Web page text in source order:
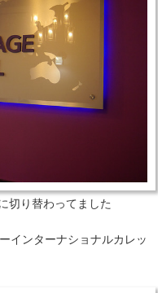
切り替わってました
インターナショナルカレッ